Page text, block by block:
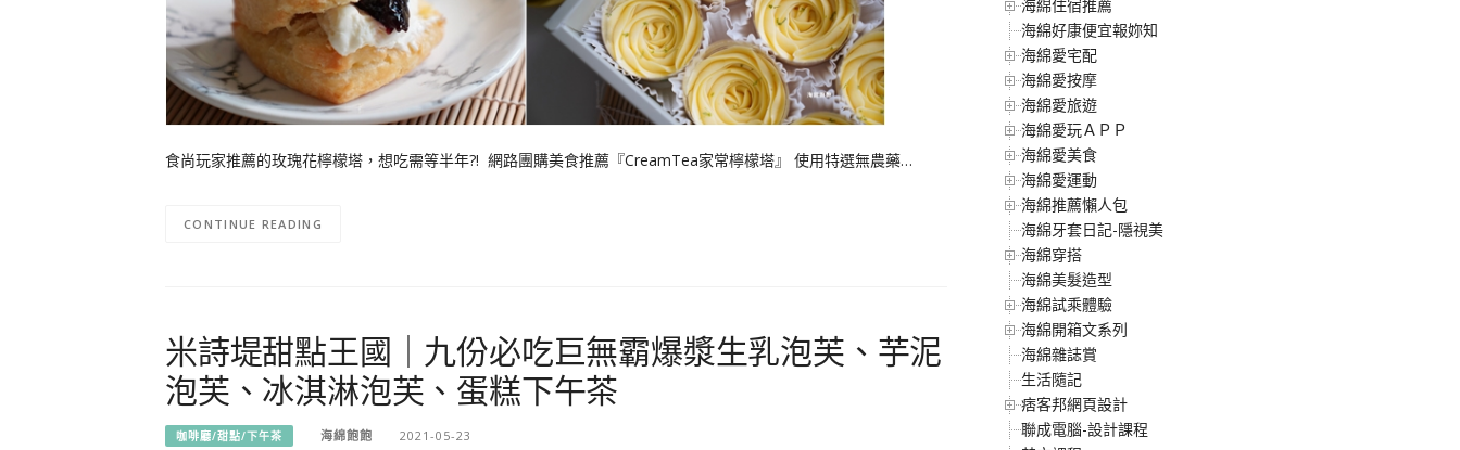
食尚玩家推薦的玫瑰花檸檬塔，想吃需等半年?! 網路團購美食推薦『CreamTea家常檸檬塔』 使用特選無農藥…
CONTINUE READING
米詩堤甜點王國｜九份必吃巨無霸爆漿生乳泡芙、芋泥
泡芙、冰淇淋泡芙、蛋糕下午茶
咖啡廳/甜點/下午茶 海綿飽飽 2021-05-23
海綿住宿推薦
海綿好康便宜報妳知
海綿愛宅配
海綿愛按摩
海綿愛旅遊
海綿愛玩ＡＰＰ
海綿愛美食
海綿愛運動
海綿推薦懶人包
海綿牙套日記-隱視美
海綿穿搭
海綿美髮造型
海綿試乘體驗
海綿開箱文系列
海綿雜誌賞
生活隨記
痞客邦網頁設計
聯成電腦-設計課程